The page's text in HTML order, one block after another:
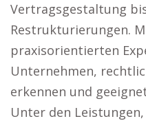
Vertragsgestaltung
Restrukturierungen.
praxisorientierten
Unternehmen,
erkennen und
Unter den